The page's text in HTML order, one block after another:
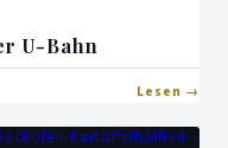
U-Bahn
Lesen